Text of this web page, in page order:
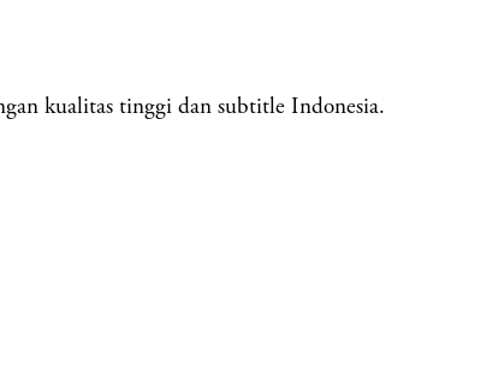
kualitas tinggi dan subtitle Indonesia.